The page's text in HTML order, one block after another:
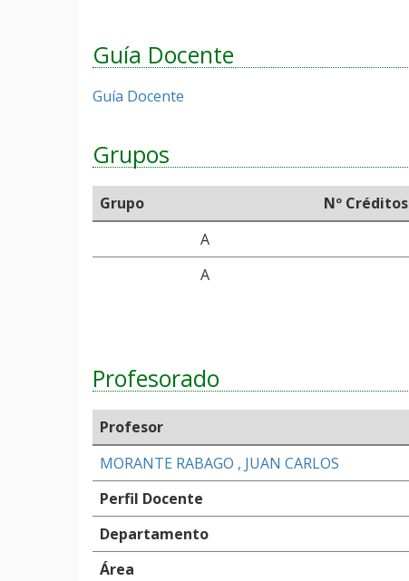
Guía Docente
Guía Docente
Grupos
Grupo Nº Créditos
A
A
Profesorado
Profesor
MORANTE RABAGO , JUAN CARLOS
Perfil Docente
Departamento
Área